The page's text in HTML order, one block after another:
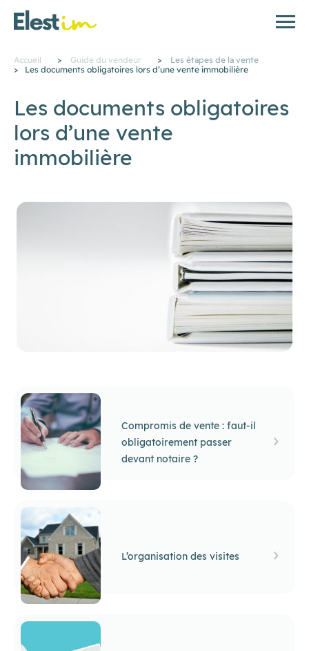
Accueil > Guide du vendeur >
Les étapes de la vente
>
Les documents obligatoires lors d’une vente immobilière
Les documents obligatoires
lors d’une vente
immobilière
Compromis de vente : faut-il
obligatoirement passer
devant notaire ?
L’organisation des visites